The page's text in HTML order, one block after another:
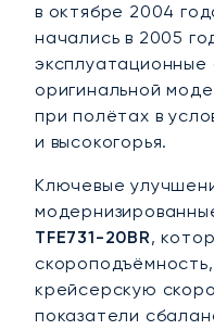
в октябре 2004
начались в 2005
эксплуатационные
оригинальной
при полётах в
и высокогорья.
Ключевые
TFE731-20BR,
крейсерскую
показатели